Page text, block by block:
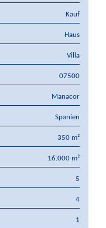
Kauf
Haus
Villa
07500
Manacor
Spanien
350 m²
16.000 m²
5
4
1